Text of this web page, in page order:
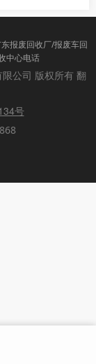
报废回收厂/报废车回
中心电话
公司
版权所有 翻
号